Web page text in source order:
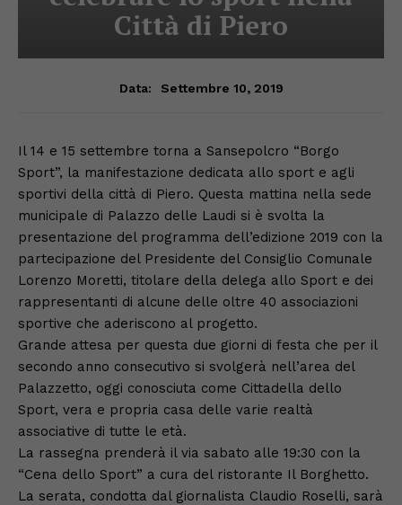
Città di Piero
Data: Settembre 10, 2019
Il 14 e 15 settembre torna a Sansepolcro “Borgo
Sport”, la manifestazione dedicata allo sport e agli
sportivi della città di Piero. Questa mattina nella sede
municipale di Palazzo delle Laudi si è svolta la
presentazione del programma dell’edizione 2019 con la
partecipazione del Presidente del Consiglio Comunale
Lorenzo Moretti, titolare della delega allo Sport e dei
rappresentanti di alcune delle oltre 40 associazioni
sportive che aderiscono al progetto.
Grande attesa per questa due giorni di festa che per il
secondo anno consecutivo si svolgerà nell’area del
Palazzetto, oggi conosciuta come Cittadella dello
Sport, vera e propria casa delle varie realtà
associative di tutte le età.
La rassegna prenderà il via sabato alle 19:30 con la
“Cena dello Sport” a cura del ristorante Il Borghetto.
La serata, condotta dal giornalista Claudio Roselli, sarà